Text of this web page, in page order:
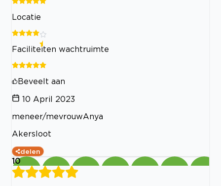
Locatie
Faciliteiten wachtruimte
Beveelt aan
10 April 2023
meneer/mevrouwAnya
Akersloot
delen
10